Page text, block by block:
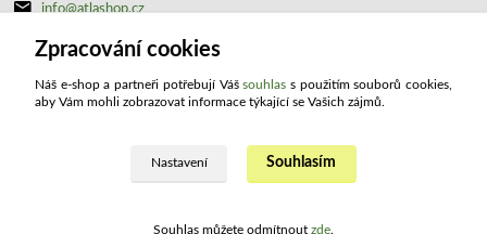
info@atlashop.cz
Upravit sběr cookies.
2023 ATLAS drogerie ®. Všechna práva vyhrazena.
Zpracování cookies
Náš e-shop a partneři potřebují Vášsouhlas s použitím souborů cookies,
aby Vám mohli zobrazovat informace týkající se Vašich zájmů.
Nastavení Souhlasím
Souhlas můžete odmítnout zde.